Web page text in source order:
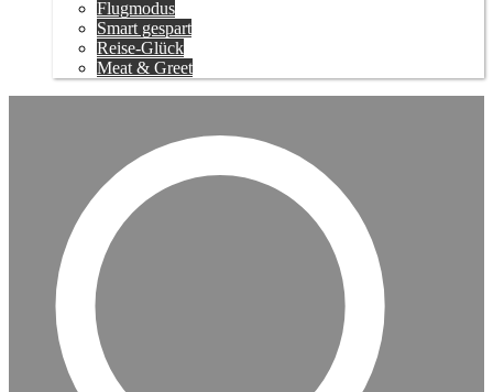
Flugmodus
Smart gespart
Reise-Glück
Meat & Greet